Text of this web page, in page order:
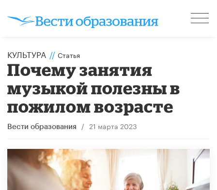
КУЛЬТУРА // Статья
Почему занятия
музыкой полезны в
пожилом возрасте
Вести образования / 21 марта 2023